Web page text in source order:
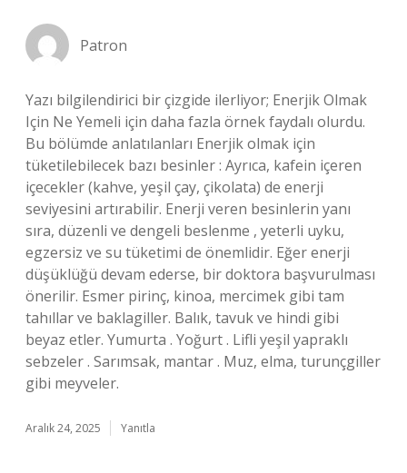
Patron
Yazı bilgilendirici bir çizgide ilerliyor; Enerjik Olmak
Için Ne Yemeli için daha fazla örnek faydalı olurdu.
Bu bölümde anlatılanları Enerjik olmak için
tüketilebilecek bazı besinler : Ayrıca, kafein içeren
içecekler (kahve, yeşil çay, çikolata) de enerji
seviyesini artırabilir. Enerji veren besinlerin yanı
sıra, düzenli ve dengeli beslenme , yeterli uyku,
egzersiz ve su tüketimi de önemlidir. Eğer enerji
düşüklüğü devam ederse, bir doktora başvurulması
önerilir. Esmer pirinç, kinoa, mercimek gibi tam
tahıllar ve baklagiller. Balık, tavuk ve hindi gibi
beyaz etler. Yumurta . Yoğurt . Lifli yeşil yapraklı
sebzeler . Sarımsak, mantar . Muz, elma, turunçgiller
gibi meyveler.
Aralık 24, 2025 Yanıtla